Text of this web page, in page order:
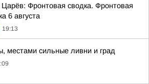
Фронтовая сводка. Фронтовая
6 августа
19:13
местами сильные ливни и град